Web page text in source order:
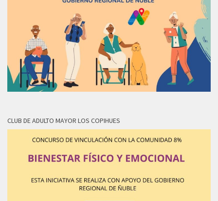
CLUB DE ADULTO MAYOR LOS COPIHUES